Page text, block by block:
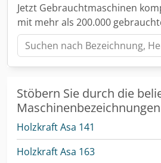
Jetzt Gebrauchtmaschinen
mit mehr als 200.000
Stöbern Sie durch die
Holzkraft Asa 141
Holzkraft Asa 163